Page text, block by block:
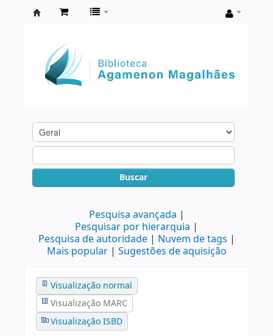
Agamenon
Magalhães
Buscar
Pesquisa avançada
Pesquisar por hierarquia
Pesquisa de autoridade
Nuvem de tags
Mais popular
Sugestões de aquisição
Visualização normal
Visualização MARC
Visualização ISBD